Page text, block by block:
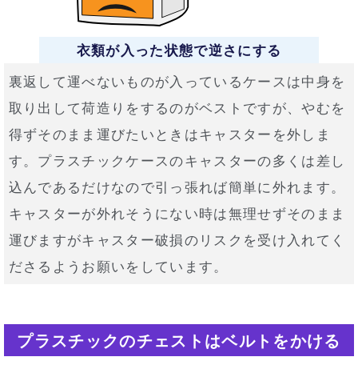
衣類が入った状態で逆さにする
裏返して運べないものが入っているケースは中身を
取り出して荷造りをするのがベストですが、やむを
得ずそのまま運びたいときはキャスターを外しま
す。プラスチックケースのキャスターの多くは差し
込んであるだけなので引っ張れば簡単に外れます。
キャスターが外れそうにない時は無理せずそのまま
運びますがキャスター破損のリスクを受け入れてく
ださるようお願いをしています。
プラスチックのチェストはベルトをかける